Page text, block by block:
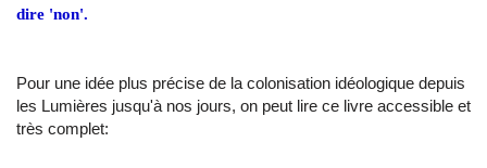
dire 'non'.
Pour une idée plus précise de la colonisation idéologique depuis
les Lumières jusqu'à nos jours, on peut lire ce livre accessible et
très complet: